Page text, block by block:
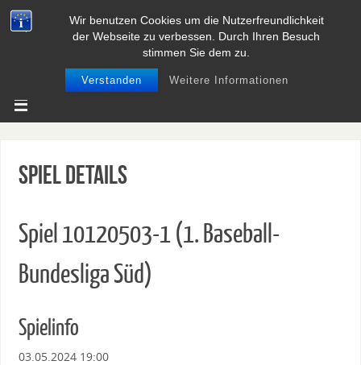
Wir benutzen Cookies um die Nutzerfreundlichkeit
der Webseite zu verbessen. Durch Ihren Besuch
stimmen Sie dem zu.
Verstanden Weitere Informationen
BASEBALL UND SOFTBALL IN
NIEDERSACHSEN
Spiel Details
Spiel 10120503-1 (1. Baseball-
Bundesliga Süd)
Spielinfo
03.05.2024 19:00